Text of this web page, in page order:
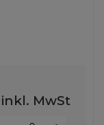
inkl. MwSt